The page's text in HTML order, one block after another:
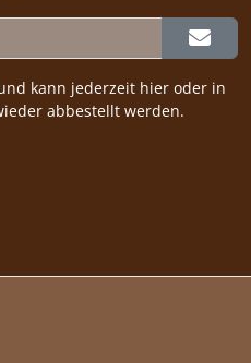
kann jederzeit hier oder in
abbestellt werden.